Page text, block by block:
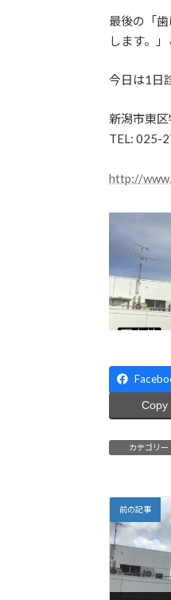
最後の「
します。
今日は1日
新潟市東
TEL: 025-
http://
Copy
カテゴリー
前の記事